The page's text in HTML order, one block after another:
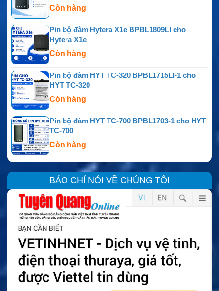
Còn hàng
Pin bộ đàm Hytera X1e BPBL1809LI cho
Hytera X1e
Còn hàng
Pin bộ đàm HYT TC-320 BPBL1715LI-1 cho
HYT TC-320
Còn hàng
Pin bộ đàm HYT TC-700 BPBL1703-1 cho HYT
TC-700
Còn hàng
BÁO CHÍ NÓI VỀ CHÚNG TÔI